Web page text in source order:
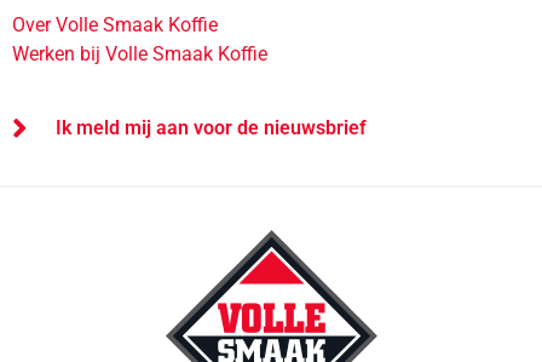
Over Volle Smaak Koffie
Werken bij Volle Smaak Koffie
Ik meld mij aan voor de nieuwsbrief